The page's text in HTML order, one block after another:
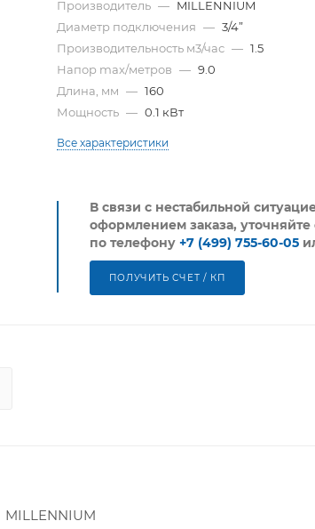
Производитель — MILLENNIUM
Диаметр подключения — 3/4”
Производительность м3/час — 1.5
Напор max/метров — 9.0
Длина, мм — 160
Мощность — 0.1 кВт
Все характеристики
В связи с нестабильной
оформлением заказа, уточняйте
по телефону+7 (499) 755-60-05
ПОЛУЧИТЬ СЧЕТ / КП
MILLENNIUM